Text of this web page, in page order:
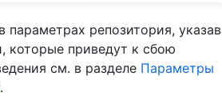
репозитория, указав
которые приведут к сбою
см. в разделе Параметры
.